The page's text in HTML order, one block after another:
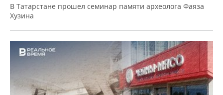
В Татарстане прошел семинар памяти археолога Фаяза
Хузина